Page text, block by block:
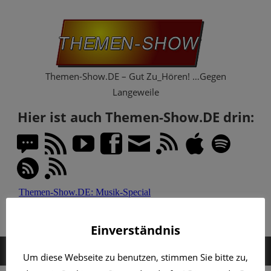
Themen-Show.DE – Gut Zu_Hören! …Gegen
Langeweile
Hier ist auch Themen-Show.DE drin:
MENÜ
Einverständnis
Um diese Webseite zu benutzen, stimmen Sie bitte zu,